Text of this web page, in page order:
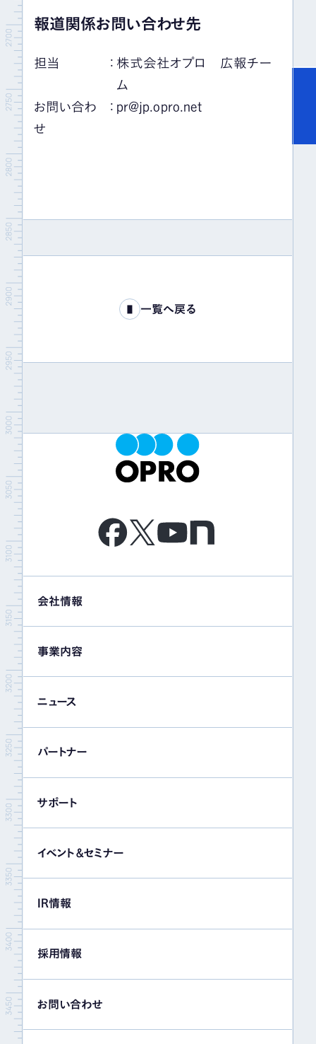
報道関係お問い合わせ先
担当 ： 株式会社オプロ 広報チー
ム
お問い合わ
せ
： pr@jp.opro.net
一覧へ戻る
会社情報
事業内容
ニュース
パートナー
サポート
イベント＆セミナー
IR情報
採用情報
お問い合わせ